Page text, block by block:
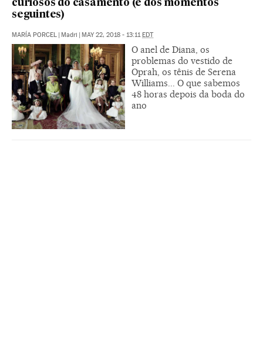
curiosos do casamento (e dos momentos
seguintes)
MARÍA PORCEL Madri MAY 22, 2018 - 13:11 EDT
O anel de Diana, os
problemas do vestido de
Oprah, os tênis de Serena
Williams... O que sabemos
48 horas depois da boda do
ano